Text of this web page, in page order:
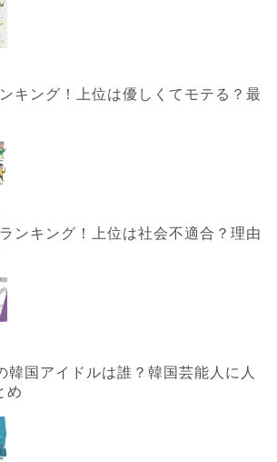
キング！上位は優しくてモテる？最
ンキング！上位は社会不適合？理由
韓国アイドルは誰？韓国芸能人に人
め